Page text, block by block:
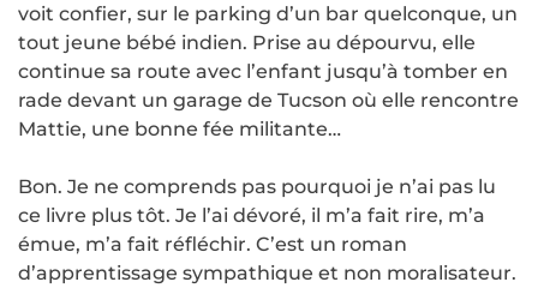
voit confier, sur le parking d’un bar quelconque, un
tout jeune bébé indien. Prise au dépourvu, elle
continue sa route avec l’enfant jusqu’à tomber en
rade devant un garage de Tucson où elle rencontre
Mattie, une bonne fée militante…
Bon. Je ne comprends pas pourquoi je n’ai pas lu
ce livre plus tôt. Je l’ai dévoré, il m’a fait rire, m’a
émue, m’a fait réfléchir. C’est un roman
d’apprentissage sympathique et non moralisateur.